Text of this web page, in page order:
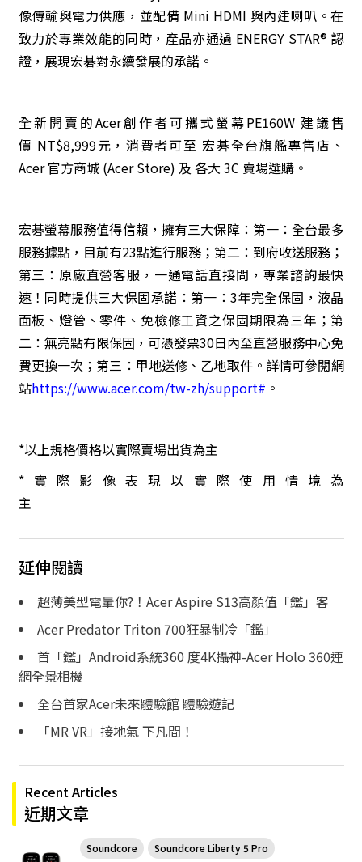
像傳輸與電力供應，並配備 Mini HDMI 與內建喇叭。在
致力於專業效能的同時，產品亦通過 ENERGY STAR® 認
證，展現宏碁對永續發展的承諾。
全新開賣的Acer創作者可攜式螢幕PE160W 建議售
價 NT$8,999元，消費者可至 宏碁全台旗艦專售店、
Acer 官方商城 (Acer Store) 及 各大 3C 賣場選購。
宏碁螢幕服務值得信賴，擁有三大保障：第一：全台最多
服務據點，目前有23點進行服務；第二：到府收送服務；
第三：原廠直營客服，一通電話直接問，專業諮詢最快
速！同時提供三大保固承諾：第一：3年完全保固，液晶
面板、燈管、零件、免檢修工資之保固期限為三年；第
二：無亮點有限保固，可憑發票30日內至直營服務中心免
費更換一次；第三：甲地送修、乙地取件。詳情可參閱網
站https://www.acer.com/tw-zh/support# 。
*以上規格價格以實際賣場出貨為主
*實際影像表現以實際使用情境為
主
延伸閱讀
超薄美型電暈你?！Acer Aspire S13高顏值「鑑」客
Acer Predator Triton 700狂暴制冷「鑑」
首「鑑」Android系統360 度4K攝神-Acer Holo 360連
網全景相機
全台首家Acer未來體驗館 體驗遊記
「MR VR」接地氣 下凡間！
Recent Articles
近期文章
Soundcore Soundcore Liberty 5 Pro